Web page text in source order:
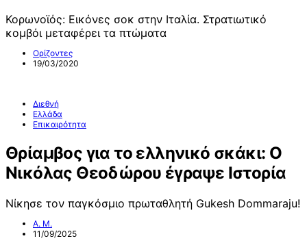
Κορωνοϊός: Εικόνες σοκ στην Ιταλία. Στρατιωτικό
κομβόι μεταφέρει τα πτώματα
Ορίζοντες
19/03/2020
Διεθνή
Ελλάδα
Επικαιρότητα
Θρίαμβος για το ελληνικό σκάκι: Ο
Νικόλας Θεοδώρου έγραψε Ιστορία
Νίκησε τον παγκόσμιο πρωταθλητή Gukesh Dommaraju!
Α. Μ.
11/09/2025